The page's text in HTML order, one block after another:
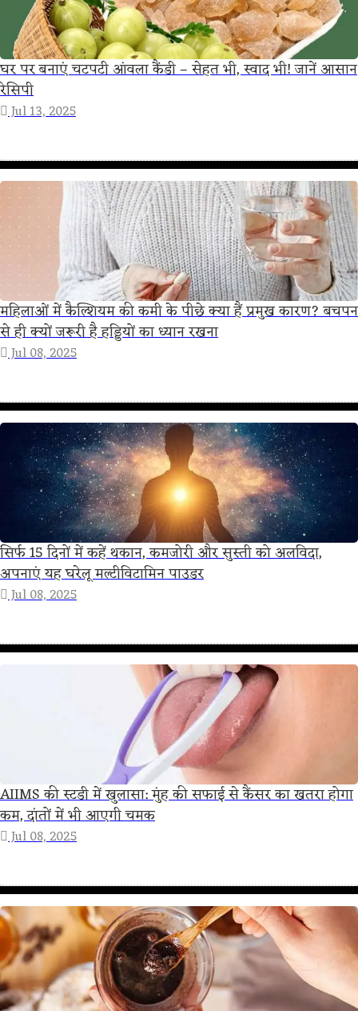
घर पर बनाएं चटपटी आंवला कैंडी – सेहत भी, स्वाद भी! जानें आसान
रेसिपी
Jul 13, 2025
महिलाओं में कैल्शियम की कमी के पीछे क्या हैं प्रमुख कारण? बचपन
से ही क्यों जरूरी है हड्डियों का ध्यान रखना
Jul 08, 2025
सिर्फ 15 दिनों में कहें थकान, कमजोरी और सुस्ती को अलविदा,
अपनाएं यह घरेलू मल्टीविटामिन पाउडर
Jul 08, 2025
AIIMS की स्टडी में खुलासा: मुंह की सफाई से कैंसर का खतरा होगा
कम, दांतों में भी आएगी चमक
Jul 08, 2025